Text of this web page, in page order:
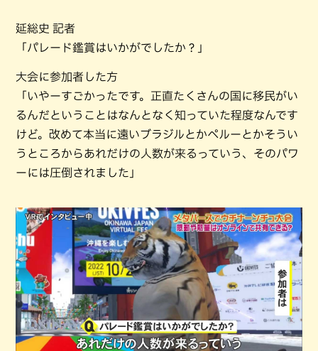
延総史 記者
「パレード鑑賞はいかがでしたか？」
大会に参加者した方
「いやーすごかったです。正直たくさんの国に移民がい
るんだということはなんとなく知っていた程度なんです
けど。改めて本当に遠いブラジルとかペルーとかそうい
うところからあれだけの人数が来るっていう、そのパワ
ーには圧倒されました」